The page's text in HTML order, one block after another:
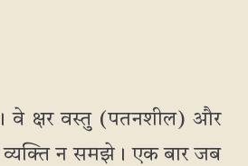
वे क्षर वस्तु (पतनशील) और
व्यक्ति न समझे। एक बार जब